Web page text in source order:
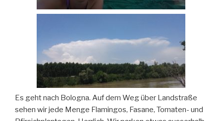
Es geht nach Bologna. Auf dem Weg über Landstraße
sehen wir jede Menge Flamingos, Fasane, Tomaten- und